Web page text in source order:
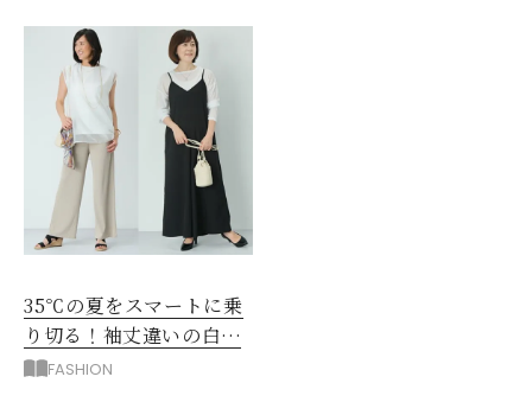
35℃の夏をスマートに乗
り切る！袖丈違いの白シ
アー2枚で5着回し
FASHION